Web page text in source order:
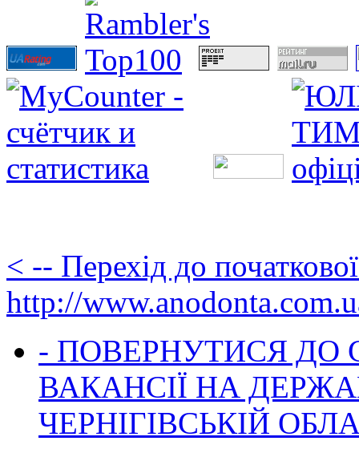
< -- Перехід до
http://
- ПОВЕРНУТИСЯ ДО
ВАКАНСІЇ НА
ЧЕРНІГІВСЬКІЙ